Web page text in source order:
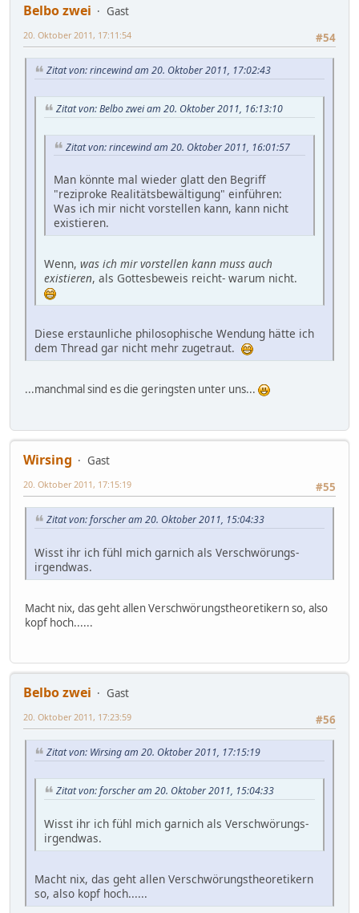
Belbo zwei
Gast
#54
20. Oktober 2011, 17:11:54
Zitat von: rincewind am 20. Oktober 2011, 17:02:43
Zitat von: Belbo zwei am 20. Oktober 2011, 16:13:10
Zitat von: rincewind am 20. Oktober 2011, 16:01:57
Man könnte mal wieder glatt den Begriff
"reziproke Realitätsbewältigung" einführen:
Was ich mir nicht vorstellen kann, kann nicht
existieren.
Wenn, was ich mir vorstellen kann muss auch
existieren, als Gottesbeweis reicht- warum nicht.
Diese erstaunliche philosophische Wendung hätte ich
dem Thread gar nicht mehr zugetraut.
...manchmal sind es die geringsten unter uns...
Wirsing
Gast
#55
20. Oktober 2011, 17:15:19
Zitat von: forscher am 20. Oktober 2011, 15:04:33
Wisst ihr ich fühl mich garnich als Verschwörungs-
irgendwas.
Macht nix, das geht allen Verschwörungstheoretikern so, also
kopf hoch......
Belbo zwei
Gast
#56
20. Oktober 2011, 17:23:59
Zitat von: Wirsing am 20. Oktober 2011, 17:15:19
Zitat von: forscher am 20. Oktober 2011, 15:04:33
Wisst ihr ich fühl mich garnich als Verschwörungs-
irgendwas.
Macht nix, das geht allen Verschwörungstheoretikern
so, also kopf hoch......